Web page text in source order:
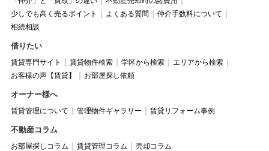
少しでも高く売るポイント
よくある質問
仲介手数料について
相続相談
借りたい
賃貸専門サイト 賃貸物件検索 学区から検索
エリアから検索
お客様の声【賃貸】
お部屋探し依頼
オーナー様へ
賃貸管理について 管理物件ギャラリー 賃貸リフォーム事例
不動産コラム
お部屋探しコラム 賃貸管理コラム 売却コラム